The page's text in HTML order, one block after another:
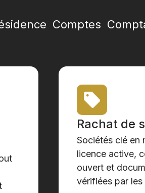
Comptes
Rachat de
Sociétés clé en
licence active,
ouvert et
vérifiées par les